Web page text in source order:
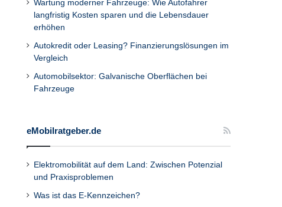
Wartung moderner Fahrzeuge: Wie Autofahrer
langfristig Kosten sparen und die Lebensdauer
erhöhen
Autokredit oder Leasing? Finanzierungslösungen im
Vergleich
Automobilsektor: Galvanische Oberflächen bei
Fahrzeuge
eMobilratgeber.de
Elektromobilität auf dem Land: Zwischen Potenzial
und Praxisproblemen
Was ist das E-Kennzeichen?